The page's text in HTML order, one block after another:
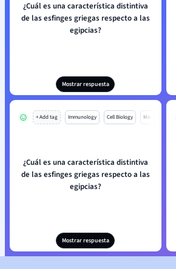
¿Cuál es una característica distintiva
de las esfinges griegas respecto a las
egipcias?
Mostrar respuesta
+ Add tag Immunology Cell Biology Mo
¿Cuál es una característica distintiva
de las esfinges griegas respecto a las
egipcias?
Mostrar respuesta